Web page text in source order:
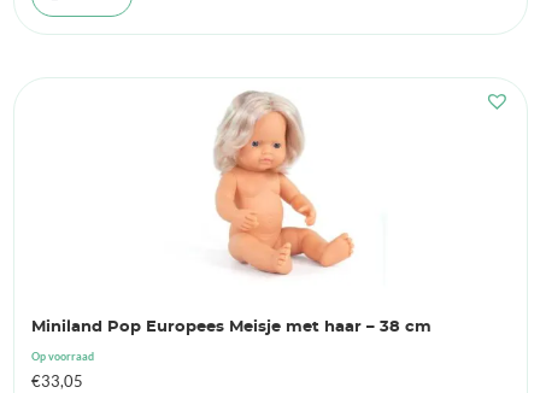
Miniland Pop Europees Meisje met haar – 38 cm
Op voorraad
€33,05